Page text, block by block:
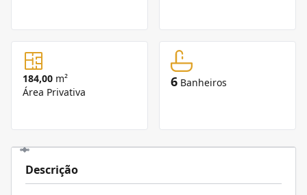
184,00 m²
Área Privativa
6 Banheiros
Descrição